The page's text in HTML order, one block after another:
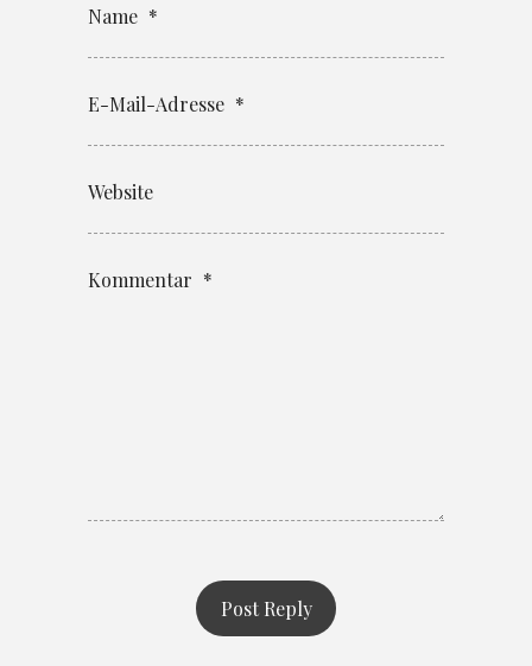
Name *
E-Mail-Adresse *
Website
Kommentar *